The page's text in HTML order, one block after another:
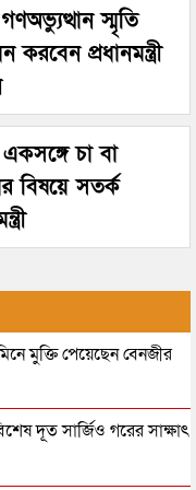
স্মৃতি
করবেন প্রধানমন্ত্রী
চা বা
বিষয়ে সতর্ক
মুক্তি পেয়েছেন বেনজীর
বিশেষ দূত সার্জিও গরের সাক্ষাৎ